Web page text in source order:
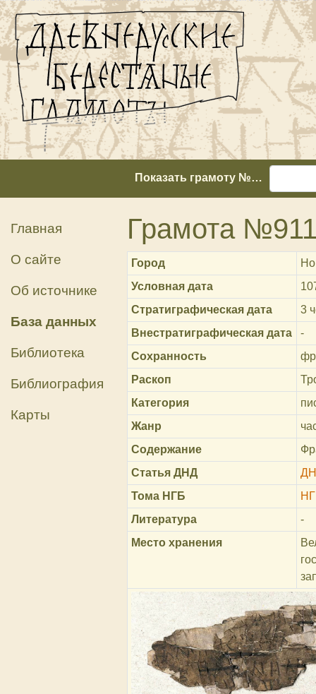
Показать грамоту №…
Главная
О сайте
Об источнике
База данных
Библиотека
Библиография
Карты
Грамота
Город
Условная дата
Стратиграфическая дата
3
Внестратиграфическая дата
-
Сохранность
Раскоп
Категория
Жанр
Содержание
Статья ДНД
Тома НГБ
Литература
-
Место хранения